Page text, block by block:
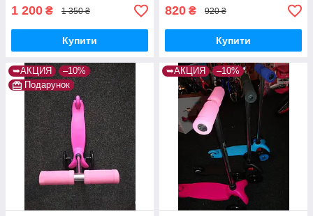
1 200 ₴ 1 350 ₴
Купити
820 ₴ 920 ₴
Купити
➥АКЦИЯ
–10%
Подарунок
➥АКЦИЯ –10%